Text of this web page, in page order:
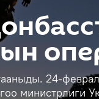
24-
министрлиги